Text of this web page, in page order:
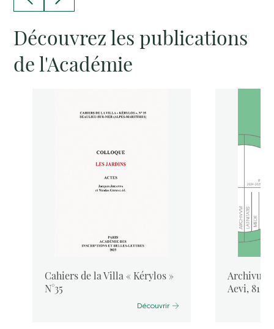
Découvrez les publications
de l'Académie
Cahiers de la Villa « Kérylos »
N°35
Découvrir
Aevi, 81,